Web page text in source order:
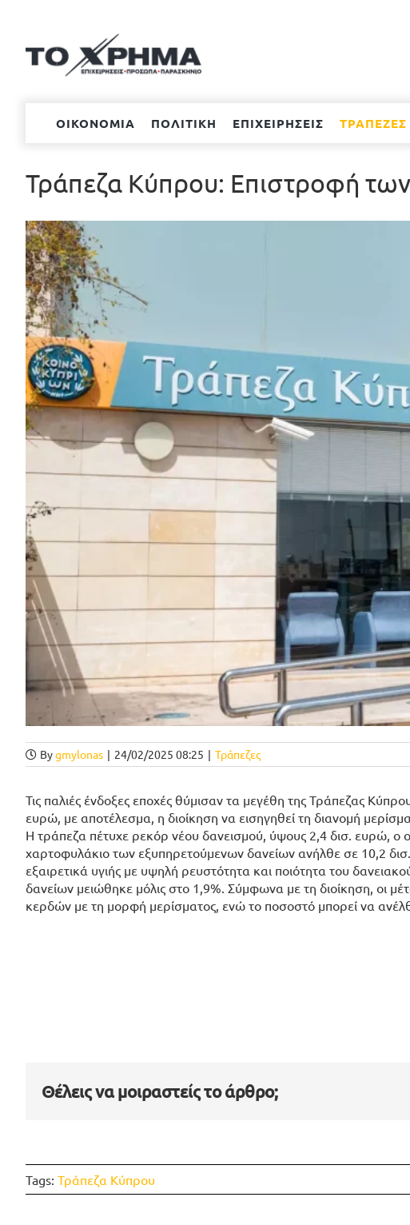
περιεχόμενο
ΟΙΚΟΝΟΜΙΑ ΠΟΛΙΤΙΚΗ ΕΠΙΧΕΙΡΗΣΕΙΣ ΤΡΑΠΕΖΕΣ
Τράπεζα Κύπρου: Επιστροφή
Προβολή
μεγαλύτερης
εικόνας
Bygmylonas | 24/02/2025 08:25 | Τράπεζες
Τις παλιές ένδοξες εποχές θύμισαν τα μεγέθη της Τράπεζας
ευρώ, με αποτέλεσμα, η διοίκηση να εισηγηθεί τη διανομή
Η τράπεζα πέτυχε ρεκόρ νέου δανεισμού, ύψους 2,4 δισ. ευρώ, ο
χαρτοφυλάκιο των εξυπηρετούμενων δανείων ανήλθε σε 10,2
εξαιρετικά υγιής με υψηλή ρευστότητα και ποιότητα του
δανείων μειώθηκε μόλις στο 1,9%. Σύμφωνα με τη διοίκηση, οι
κερδών με τη μορφή μερίσματος, ενώ το ποσοστό μπορεί να
Θέλεις να μοιραστείς το άρθρο;
Tags: Τράπεζα Κύπρου